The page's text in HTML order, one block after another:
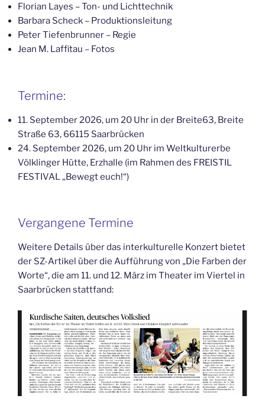
Florian Layes – Ton- und Lichttechnik
Barbara Scheck – Produktionsleitung
Peter Tiefenbrunner – Regie
Jean M. Laffitau – Fotos
Termine:
11. September 2026, um 20 Uhr in der Breite63, Breite
Straße 63, 66115 Saarbrücken
24. September 2026, um 20 Uhr im Weltkulturerbe
Völklinger Hütte, Erzhalle (im Rahmen des FREISTIL
FESTIVAL „Bewegt euch!“)
Vergangene Termine
Weitere Details über das interkulturelle Konzert bietet
der SZ-Artikel über die Aufführung von „Die Farben der
Worte“, die am 11. und 12. März im Theater im Viertel in
Saarbrücken stattfand: